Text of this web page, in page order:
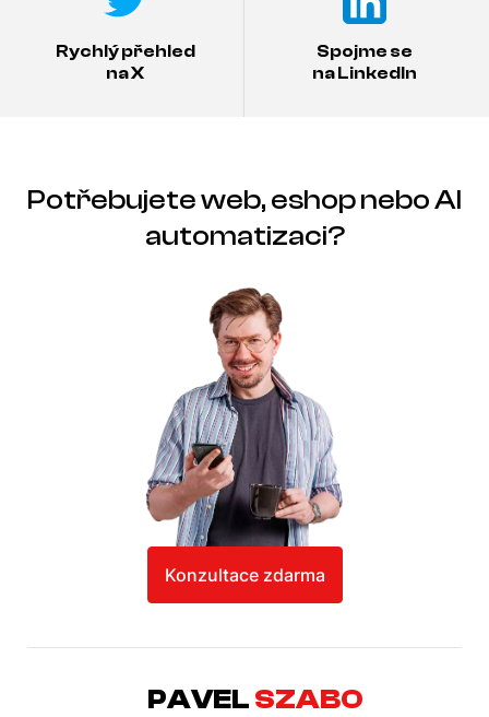
Rychlý přehled
na X
Spojme se
na LinkedIn
Potřebujete web, eshop nebo AI
automatizaci?
Konzultace zdarma
PAVEL SZABO